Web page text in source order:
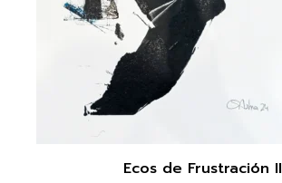
Ecos de Frustración II